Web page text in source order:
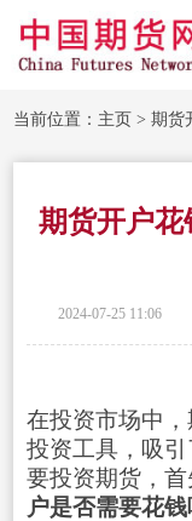
当前位置： 主页 >期货
期货开户
2024-07-25 11:06
在投资市场中
投资工具，吸
要投资期货，首
户是否需要花